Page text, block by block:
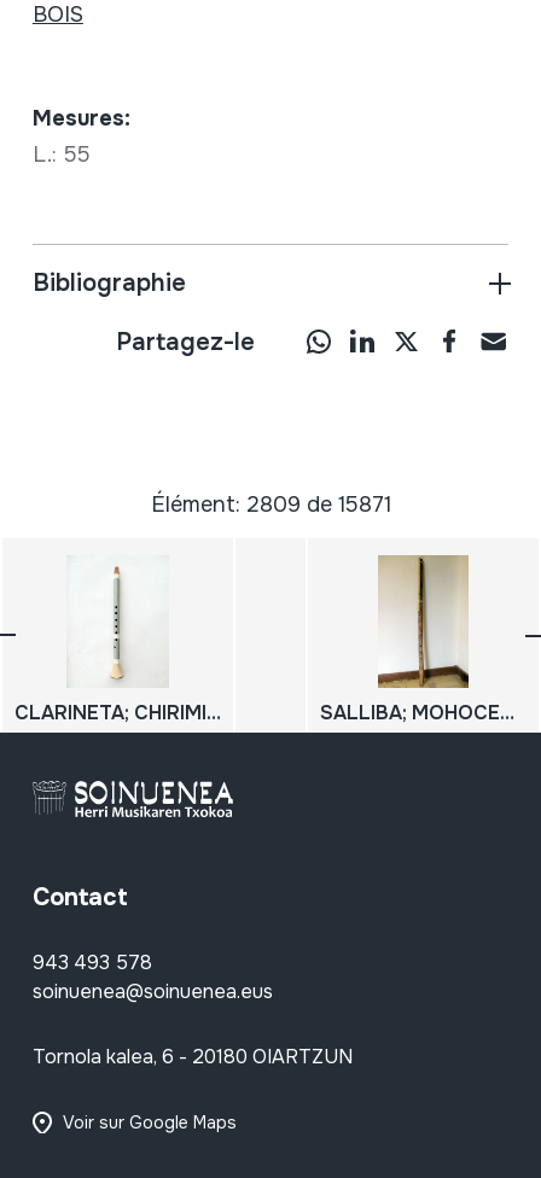
BOIS
Mesures:
L.: 55
Bibliographie
Partagez-le
Élément: 2809 de 15871
CLARINETA; CHIRIMIYA SALLIBA; MOHOCEÑO; MOSEÑO SALLIBA
Contact
943 493 578
soinuenea@soinuenea.eus
Tornola kalea, 6 - 20180 OIARTZUN
Voir sur Google Maps